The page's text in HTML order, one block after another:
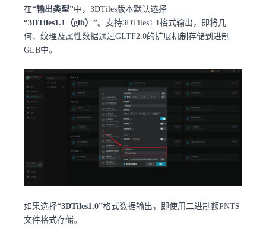
在“输出类型”中，3DTiles版本默认选择
“3DTiles1.1（glb）”。支持3DTiles1.1格式输出，即将几
何、纹理及属性数据通过GLTF2.0的扩展机制存储到进制
GLB中。
如果选择“3DTiles1.0”格式数据输出，即使用二进制额PNTS
文件格式存储。